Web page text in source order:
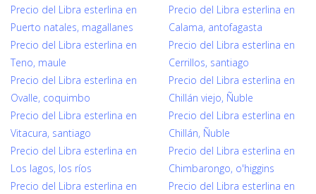
Precio del Libra esterlina en
Puerto natales, magallanes
Precio del Libra esterlina en
Teno, maule
Precio del Libra esterlina en
Ovalle, coquimbo
Precio del Libra esterlina en
Vitacura, santiago
Precio del Libra esterlina en
Los lagos, los ríos
Precio del Libra esterlina en
Precio del Libra esterlina en
Calama, antofagasta
Precio del Libra esterlina en
Cerrillos, santiago
Precio del Libra esterlina en
Chillán viejo, Ñuble
Precio del Libra esterlina en
Chillán, Ñuble
Precio del Libra esterlina en
Chimbarongo, o'higgins
Precio del Libra esterlina en